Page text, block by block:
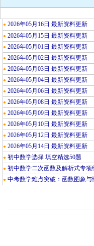
● 2026年05月16日 最新资料更新
● 2026年05月15日 最新资料更新
● 2026年05月01日 最新资料更新
● 2026年05月02日 最新资料更新
● 2026年05月03日 最新资料更新
● 2026年05月04日 最新资料更新
● 2026年05月06日 最新资料更新
● 2026年05月08日 最新资料更新
● 2026年05月09日 最新资料更新
● 2026年05月10日 最新资料更新
● 2026年05月12日 最新资料更新
● 2026年05月14日 最新资料更新
● 初中数学选择 填空精选50题
● 初中数学二次函数及解析式专项
● 中考数学难点突破：函数图象与